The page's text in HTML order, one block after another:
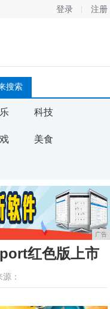
登录 注册
科技
美食
广告
红色版上市
源：